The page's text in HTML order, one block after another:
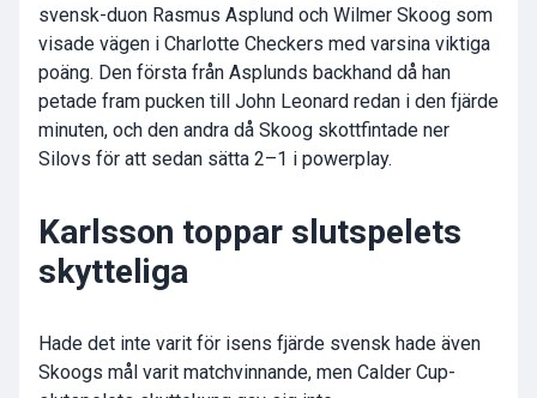
svensk-duon Rasmus Asplund och Wilmer Skoog som
visade vägen i Charlotte Checkers med varsina viktiga
poäng. Den första från Asplunds backhand då han
petade fram pucken till John Leonard redan i den fjärde
minuten, och den andra då Skoog skottfintade ner
Silovs för att sedan sätta 2–1 i powerplay.
Karlsson toppar slutspelets
skytteliga
Hade det inte varit för isens fjärde svensk hade även
Skoogs mål varit matchvinnande, men Calder Cup-